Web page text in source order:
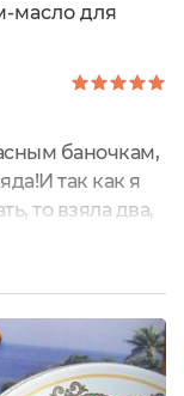
масло для
баночкам,
так как я
то взяла два,
цветов,
что уж и
обычная